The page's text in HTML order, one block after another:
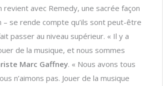
avec Remedy, une sacrée façon
– se rende compte qu’ils sont peut-être
passer au niveau supérieur. « Il y a
de la musique, et nous sommes
Marc Gaffney. « Nous avons tous
n’aimons pas. Jouer de la musique